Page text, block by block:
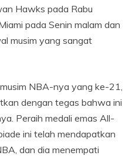
Hawks pada Rabu
pada Senin malam dan
musim yang sangat
NBA-nya yang ke-21,
dengan tegas bahwa ini
Peraih medali emas All-
ini telah mendapatkan
dan dia menempati